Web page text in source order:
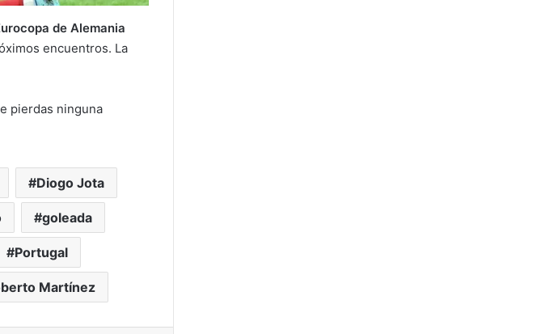
de Alemania
encuentros. La
pierdas ninguna
Diogo Jota
goleada
Portugal
Martínez